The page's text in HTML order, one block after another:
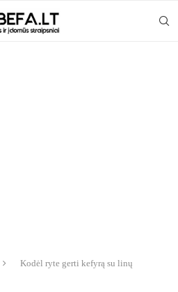
Kodėl ryte gerti kefyrą su linų